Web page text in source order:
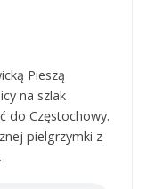
Pieszą
na szlak
do Częstochowy.
pielgrzymki z